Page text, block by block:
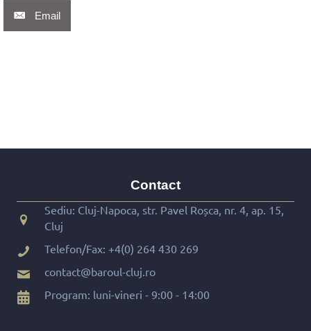
Email
Contact
Sediu: Cluj-Napoca, str. Pavel Roșca, nr. 4, ap. 15,
Cluj
Telefon/Fax: +4(0) 264 430 269
contact@baroul-cluj.ro
Program: luni-vineri - 9:00 - 14:00